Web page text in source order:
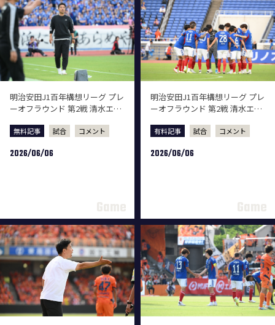
明治安田J1百年構想リーグ プレ
ーオフラウンド 第2戦 清水エス
無料記事 試合 コメント
2026/06/06
明治安田J1百年構想リーグ プレ
ーオフラウンド 第2戦 清水エス
有料記事 試合 コメント
2026/06/06